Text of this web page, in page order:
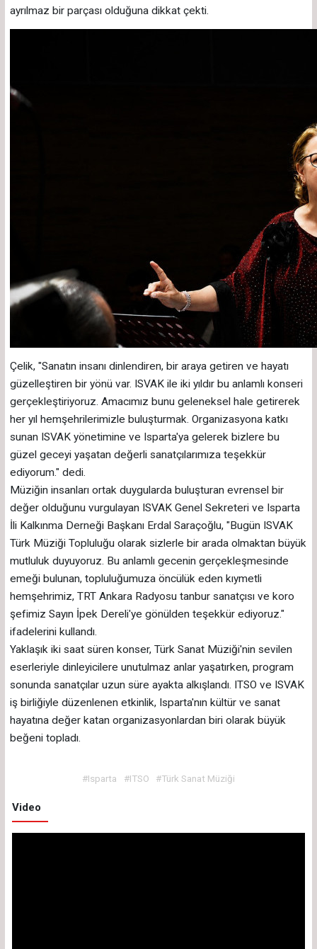
ayrılmaz bir parçası olduğuna dikkat çekti.
Çelik, "Sanatın insanı dinlendiren, bir araya getiren ve hayatı
güzelleştiren bir yönü var. ISVAK ile iki yıldır bu anlamlı konseri
gerçekleştiriyoruz. Amacımız bunu geleneksel hale getirerek
her yıl hemşehrilerimizle buluşturmak. Organizasyona katkı
sunan ISVAK yönetimine ve Isparta'ya gelerek bizlere bu
güzel geceyi yaşatan değerli sanatçılarımıza teşekkür
ediyorum." dedi.
Müziğin insanları ortak duygularda buluşturan evrensel bir
değer olduğunu vurgulayan ISVAK Genel Sekreteri ve Isparta
İli Kalkınma Derneği Başkanı Erdal Saraçoğlu, "Bugün ISVAK
Türk Müziği Topluluğu olarak sizlerle bir arada olmaktan büyük
mutluluk duyuyoruz. Bu anlamlı gecenin gerçekleşmesinde
emeği bulunan, topluluğumuza öncülük eden kıymetli
hemşehrimiz, TRT Ankara Radyosu tanbur sanatçısı ve koro
şefimiz Sayın İpek Dereli'ye gönülden teşekkür ediyoruz."
ifadelerini kullandı.
Yaklaşık iki saat süren konser, Türk Sanat Müziği'nin sevilen
eserleriyle dinleyicilere unutulmaz anlar yaşatırken, program
sonunda sanatçılar uzun süre ayakta alkışlandı. ITSO ve ISVAK
iş birliğiyle düzenlenen etkinlik, Isparta'nın kültür ve sanat
hayatına değer katan organizasyonlardan biri olarak büyük
beğeni topladı.
#Isparta #ITSO #Türk Sanat Müziği
Video